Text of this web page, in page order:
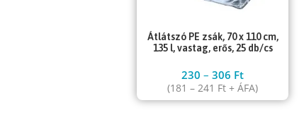
Átlátszó PE zsák, 70 x 110 cm,
135 l, vastag, erős, 25 db/cs
230–306 Ft
(181–241 Ft + ÁFA)